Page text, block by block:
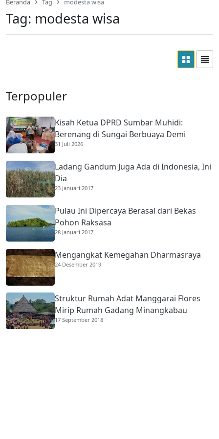
Beranda Tag modesta wisa
Tag: modesta wisa
Terpopuler
Kisah Ketua DPRD Sumbar Muhidi:
Berenang di Sungai Berbuaya Demi
Membantu Ekonomi Orang Tua
31 Juli 2026
Ladang Gandum Juga Ada di Indonesia, Ini
Dia
23 Januari 2017
Pulau Ini Dipercaya Berasal dari Bekas
Pohon Raksasa
28 Januari 2017
Mengangkat Kemegahan Dharmasraya
24 Desember 2019
Struktur Rumah Adat Manggarai Flores
Mirip Rumah Gadang Minangkabau
17 September 2018